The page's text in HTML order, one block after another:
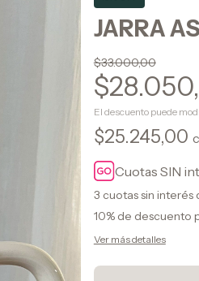
JARRA
$33.000,00
El descuento puede
$25.245,00
Cuotas SIN
3 cuotas sin interés
10% de descuento
Ver más detalles